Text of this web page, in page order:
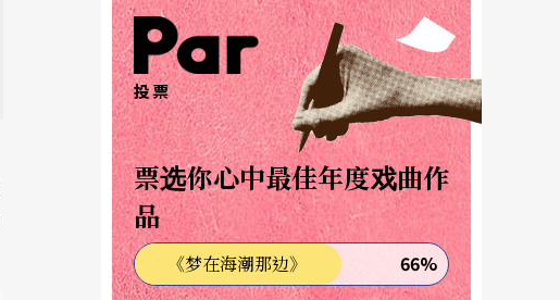
投票
票选你心中最佳年度戏曲作
品
《梦在海潮那边》 66%